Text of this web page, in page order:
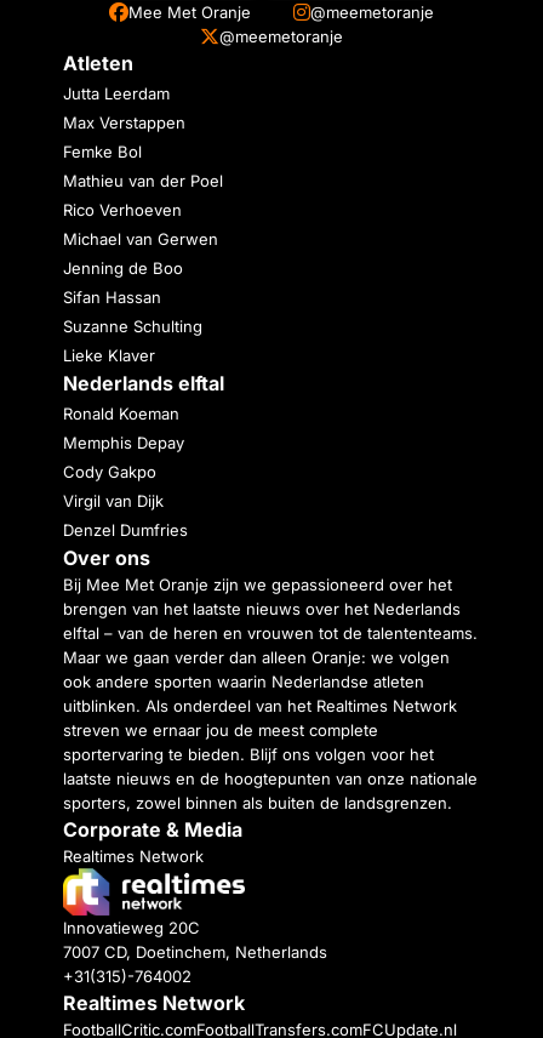
Mee Met Oranje
@meemetoranje
@meemetoranje
Atleten
Jutta Leerdam
Max Verstappen
Femke Bol
Mathieu van der Poel
Rico Verhoeven
Michael van Gerwen
Jenning de Boo
Sifan Hassan
Suzanne Schulting
Lieke Klaver
Nederlands elftal
Ronald Koeman
Memphis Depay
Cody Gakpo
Virgil van Dijk
Denzel Dumfries
Over ons
Bij Mee Met Oranje zijn we gepassioneerd over het
brengen van het laatste nieuws over het Nederlands
elftal – van de heren en vrouwen tot de talententeams.
Maar we gaan verder dan alleen Oranje: we volgen
ook andere sporten waarin Nederlandse atleten
uitblinken. Als onderdeel van het Realtimes Network
streven we ernaar jou de meest complete
sportervaring te bieden. Blijf ons volgen voor het
laatste nieuws en de hoogtepunten van onze nationale
sporters, zowel binnen als buiten de landsgrenzen.
Corporate & Media
Realtimes Network
Innovatieweg 20C
7007 CD, Doetinchem, Netherlands
+31(315)-764002
Realtimes Network
FootballCritic.comFootballTransfers.comFCUpdate.nl